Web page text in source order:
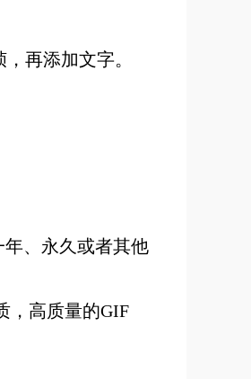
再添加文字。
、永久或者其他
，高质量的GIF